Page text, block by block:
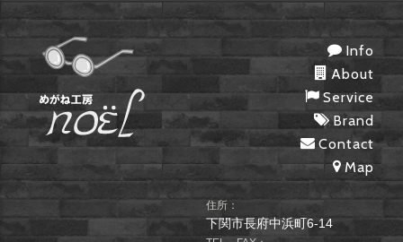
Info
About
Service
Brand
Contact
Map
住所：
下関市長府中浜町6-14